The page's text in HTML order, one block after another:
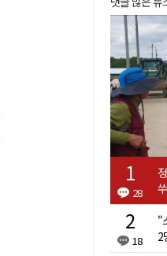
28
18
"
2